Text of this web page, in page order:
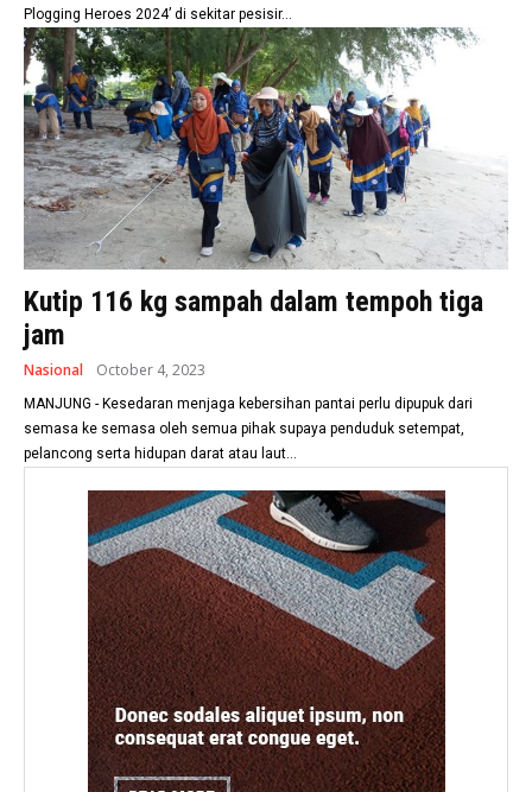
Plogging Heroes 2024’ di sekitar pesisir...
Kutip 116 kg sampah dalam tempoh tiga
jam
Nasional October 4, 2023
MANJUNG - Kesedaran menjaga kebersihan pantai perlu dipupuk dari
semasa ke semasa oleh semua pihak supaya penduduk setempat,
pelancong serta hidupan darat atau laut...